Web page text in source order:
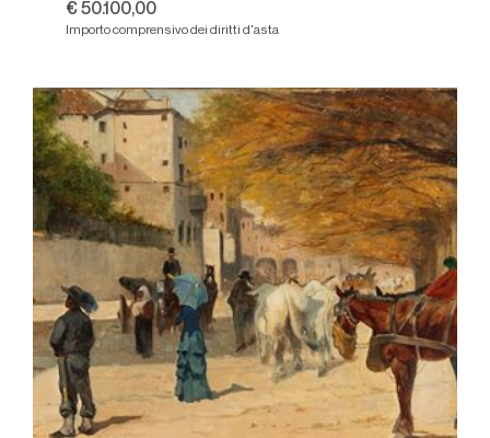
€ 50.100,00
Importo comprensivo dei diritti d'asta